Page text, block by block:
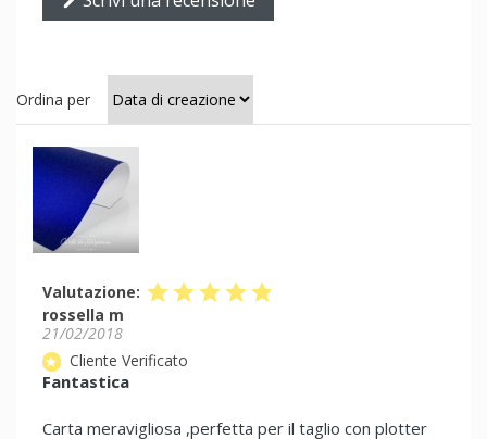
Ordina per
Valutazione: starstarstarstarstar
rossella m
21/02/2018
star Cliente Verificato
Fantastica
Carta meravigliosa ,perfetta per il taglio con plotter